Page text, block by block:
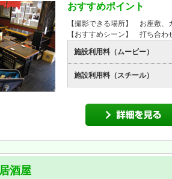
おすすめポイント
【撮影できる場所】 お座敷、
【おすすめシーン】 打ち合わ
施設利用料（ムービー）
施設利用料（スチール）
酒屋